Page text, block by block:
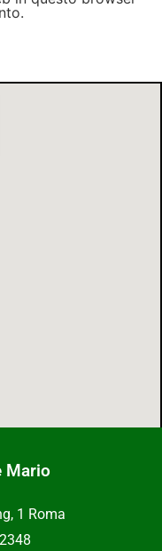
Mario
1 Roma